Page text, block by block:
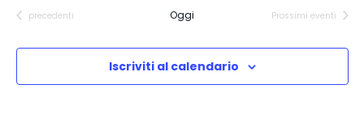
Eventi
precedenti Oggi Prossimi eventi
Iscriviti al calendario